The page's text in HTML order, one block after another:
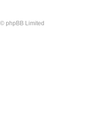
phpBB Limited